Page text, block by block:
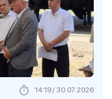
14:19 / 30.07.2026